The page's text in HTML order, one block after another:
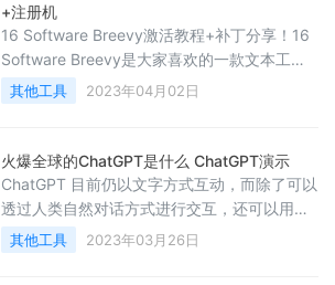
+注册机
16 Software Breevy激活教程+补丁分享！16
Software Breevy是大家喜欢的一款文本工
具，但是16 Software Breevy需要激活才能使
用全部功能，怎么激活16 Software Breevy
其他工具 2023年04月02日
火爆全球的ChatGPT是什么 ChatGPT演示
ChatGPT 目前仍以文字方式互动，而除了可以
透过人类自然对话方式进行交互，还可以用于
相对复杂的语言工作，包括自动文本生成、自
动问答、自动摘要等在内的多种任
其他工具 2023年03月26日